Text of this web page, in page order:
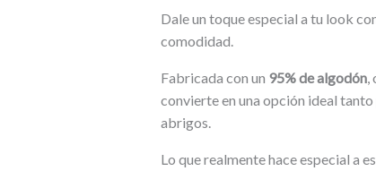
Dale un toque especial a tu look
comodidad.
Fabricada con un 95% de algodón,
convierte en una opción ideal
abrigos.
Lo que realmente hace especial a